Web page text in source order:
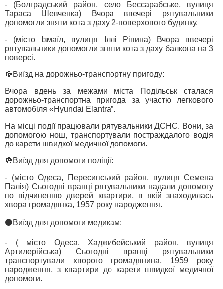
- (Болградський район, село Бессарабське, вулиця
Тараса Шевченка) Вчора ввечері рятувальники
допомогли зняти кота з даху 2-поверхового будинку.
- (місто Ізмаїл, вулиця Іллі Ріпина) Вчора ввечері
рятувальники допомогли зняти кота з даху балкона на 3
поверсі.
🔘Виїзд на дорожньо-транспортну пригоду:
Вчора вдень за межами міста Подільськ сталася
дорожньо-транспортна пригода за участю легкового
автомобіля «Hyundai Elantra”.
На місці події працювали рятувальники ДСНС. Вони, за
допомогою нош, транспортували постраждалого водія
до карети швидкої медичної допомоги.
🔘Виїзд для допомоги поліції:
- (місто Одеса, Пересипський район, вулиця Семена
Палія) Сьогодні вранці рятувальники надали допомогу
по відчиненню дверей квартири, в якій знаходилась
хвора громадянка, 1957 року народження.
⚫️Виїзд для допомоги медикам:
- ( місто Одеса, Хаджибейський район, вулиця
Артилерійська) Сьогодні вранці рятувальники
транспортували хворого громадянина, 1959 року
народження, з квартири до карети швидкої медичної
допомоги.